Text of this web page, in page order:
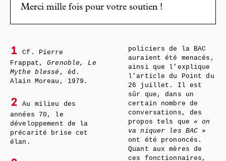
Merci mille fois pour votre soutien !
1
Cf. Pierre
Frappat,Grenoble, Le
Mythe blessé , éd.
Alain Moreau, 1979.
2
Au milieu des
années 70, le
développement de la
précarité brise cet
élan.
policiers de la BAC
auraient été menacés,
ainsi que l’explique
l’article du Point du
26 juillet. Il est
sûr que, dans un
certain nombre de
conversations, des
propos tels que« on
va niquer les BAC »
ont été prononcés.
Quant aux mères de
ces fonctionnaires,